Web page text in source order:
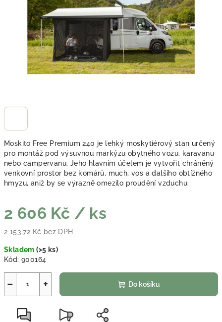
Moskito Free Premium 240 je lehký moskytiérový stan určený
pro montáž pod výsuvnou markýzu obytného vozu, karavanu
nebo campervanu. Jeho hlavním účelem je vytvořit chráněný
venkovní prostor bez komárů, much, vos a dalšího obtížného
hmyzu, aniž by se výrazně omezilo proudění vzduchu.
2 606 Kč / ks
2 153,72 Kč bez DPH
Skladem(>5 ks)
Kód: 900164
+
− Do košíku